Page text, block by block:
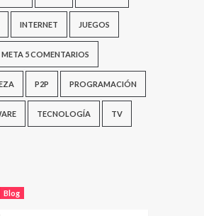
INTERNET JUEGOS
META 5 COMENTARIOS
P2P PROGRAMACIÓN
TECNOLOGÍA TV
Blog